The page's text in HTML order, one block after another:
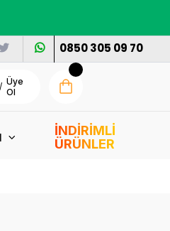
0850 305 09 70
/ Üye
Ol
İNDİRİMLİ
ÜRÜNLER